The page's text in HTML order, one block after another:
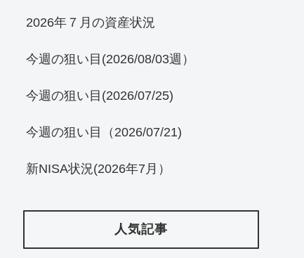
2026年７月の資産状況
今週の狙い目(2026/08/03週）
今週の狙い目(2026/07/25)
今週の狙い目（2026/07/21)
新NISA状況(2026年7月）
人気記事